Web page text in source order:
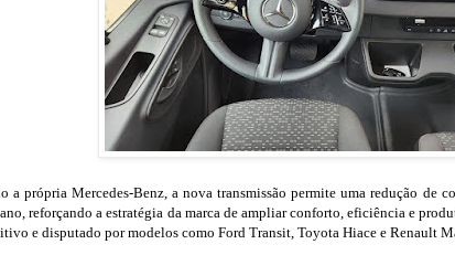
a própria Mercedes-Benz, a nova transmissão permite uma redução de
reforçando a estratégia da marca de ampliar conforto, eficiência e
e disputado por modelos como Ford Transit, Toyota Hiace e Renault